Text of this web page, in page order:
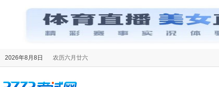
2026年8月8日 农历六月廿六